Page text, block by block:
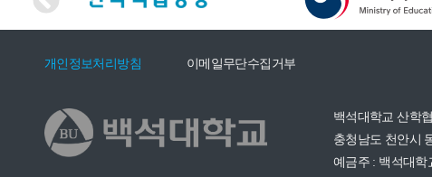
개인정보처리방침 이메일무단수집거부
백석대학교 산학
충청남도 천안시
예금주 : 백석대학